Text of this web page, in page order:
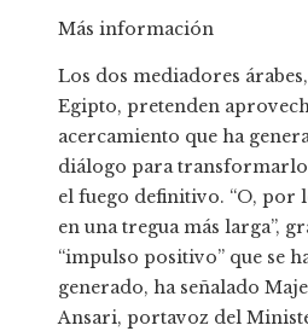
Más información
Los dos mediadores
Egipto, pretenden
acercamiento que ha
diálogo para
el fuego definitivo. “O, por
en una tregua más larga”,
“impulso positivo” que se
generado, ha señalado
Ansari, portavoz del